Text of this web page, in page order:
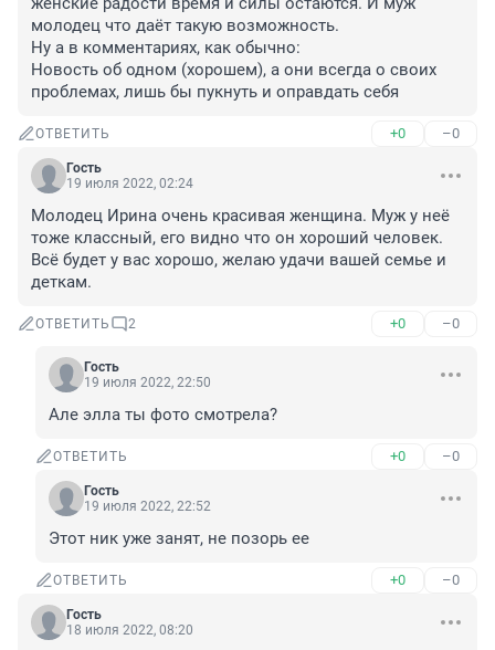
молодец что даёт такую возможность.
Ну а в комментариях, как обычно:
Новость об одном (хорошем), а они всегда о своих
проблемах, лишь бы пукнуть и оправдать себя
ОТВЕТИТЬ +0 –0
Гость
19 июля 2022, 02:24
Молодец Ирина очень красивая женщина. Муж у неё
тоже классный, его видно что он хороший человек.
Всё будет у вас хорошо, желаю удачи вашей семье и
деткам.
ОТВЕТИТЬ 2 +0 –0
Гость
19 июля 2022, 22:50
Але элла ты фото смотрела?
ОТВЕТИТЬ +0 –0
Гость
19 июля 2022, 22:52
Этот ник уже занят, не позорь ее
ОТВЕТИТЬ +0 –0
Гость
18 июля 2022, 08:20